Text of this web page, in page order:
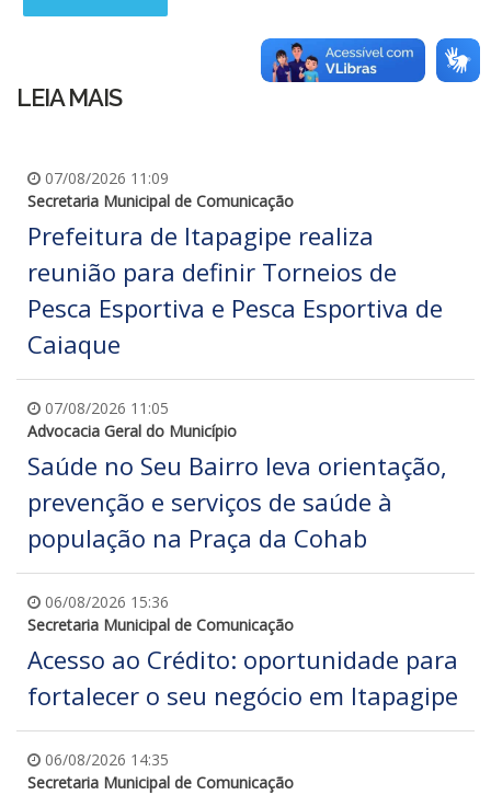
LEIA MAIS
07/08/2026 11:09
Secretaria Municipal de Comunicação
Prefeitura de Itapagipe realiza
reunião para definir Torneios de
Pesca Esportiva e Pesca Esportiva de
Caiaque
07/08/2026 11:05
Advocacia Geral do Município
Saúde no Seu Bairro leva orientação,
prevenção e serviços de saúde à
população na Praça da Cohab
06/08/2026 15:36
Secretaria Municipal de Comunicação
Acesso ao Crédito: oportunidade para
fortalecer o seu negócio em Itapagipe
06/08/2026 14:35
Secretaria Municipal de Comunicação